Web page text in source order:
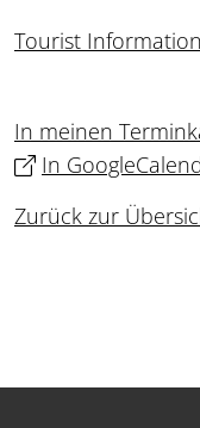
Tourist Information
In meinen
In
Zurück zur